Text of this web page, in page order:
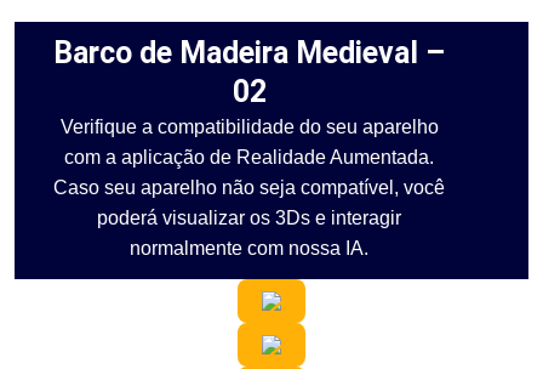
Barco de Madeira Medieval –
02
Verifique a compatibilidade do seu aparelho
com a aplicação de Realidade Aumentada.
Caso seu aparelho não seja compatível, você
poderá visualizar os 3Ds e interagir
normalmente com nossa IA.